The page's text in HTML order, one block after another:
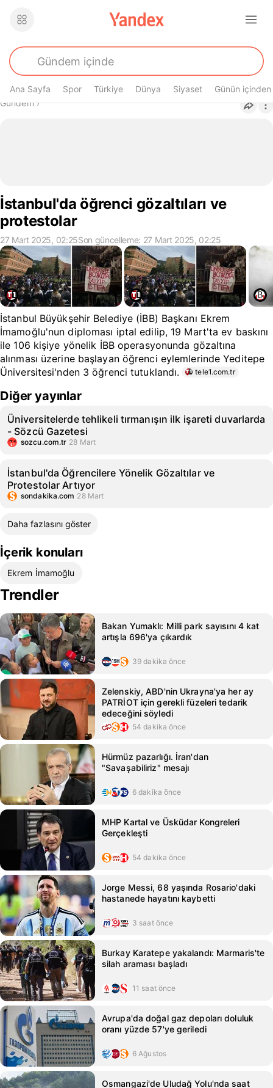
Ana Sayfa Spor Türkiye Dünya Siyaset Günün içinden
Buradasın
Gündem›
İstanbul'da öğrenci gözaltıları ve
protestolar
27 Mart 2025, 02:25Son güncelleme: 27 Mart 2025, 02:25
İstanbul Büyükşehir Belediye (İBB) Başkanı Ekrem
İmamoğlu'nun diploması iptal edilip, 19 Mart'ta ev baskını
ile 106 kişiye yönelik İBB operasyonunda gözaltına
alınması üzerine başlayan öğrenci eylemlerinde Yeditepe
Üniversitesi'nden 3 öğrenci tutuklandı.
tele1.com.tr
Diğer yayınlar
Üniversitelerde tehlikeli tırmanışın ilk işareti duvarlarda
- Sözcü Gazetesi
sozcu.com.tr 28 Mart
İstanbul'da Öğrencilere Yönelik Gözaltılar ve
Protestolar Artıyor
sondakika.com 28 Mart
Daha fazlasını göster
İçerik konuları
Ekrem İmamoğlu
Trendler
Bakan Yumaklı: Milli park sayısını 4 kat
artışla 696'ya çıkardık
39 dakika önce
Zelenskiy, ABD'nin Ukrayna'ya her ay
PATRİOT için gerekli füzeleri tedarik
edeceğini söyledi
54 dakika önce
Hürmüz pazarlığı. İran'dan
"Savaşabiliriz" mesajı
6 dakika önce
MHP Kartal ve Üsküdar Kongreleri
Gerçekleşti
54 dakika önce
Jorge Messi, 68 yaşında Rosario'daki
hastanede hayatını kaybetti
3 saat önce
Burkay Karatepe yakalandı: Marmaris'te
silah araması başladı
11 saat önce
Avrupa'da doğal gaz depoları doluluk
oranı yüzde 57'ye geriledi
6 Ağustos
Osmangazi'de Uludağ Yolu'nda saat